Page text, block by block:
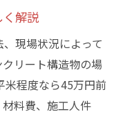
解説
現場状況によって
リート構造物の場
米程度なら45万円前
料費、施工人件